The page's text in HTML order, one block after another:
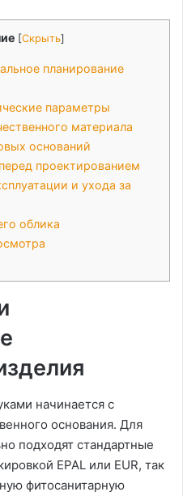
[Скрыть]
планирование
параметры
материала
оснований
проектированием
и ухода за
облика
начинается с
основания. Для
подходят стандартные
EPAL или EUR, так
фитосанитарную